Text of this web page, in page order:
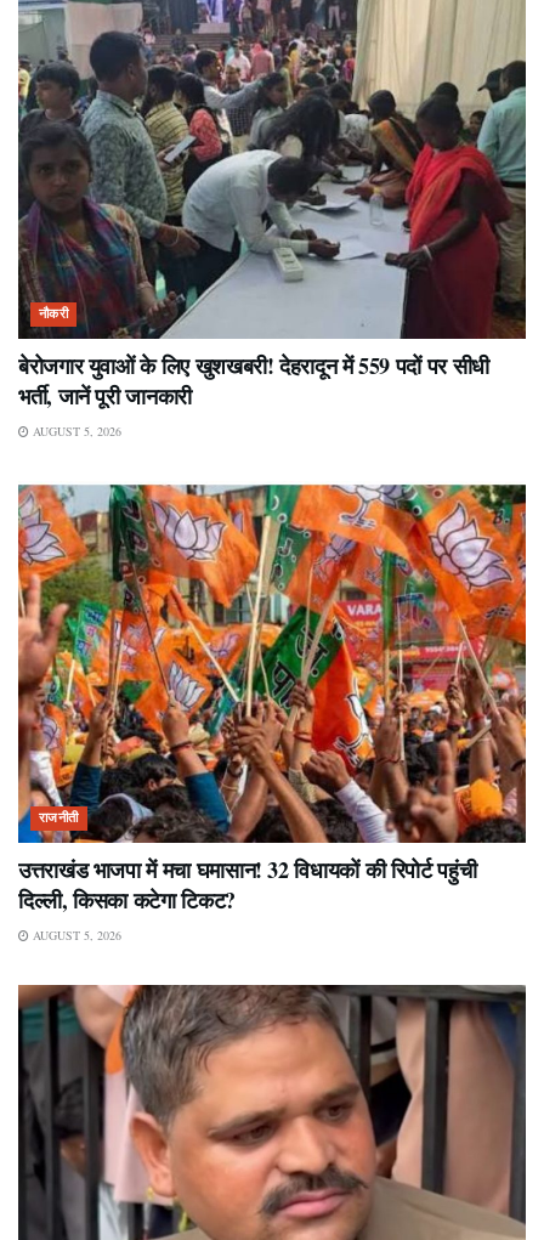
नौकरी
बेरोजगार युवाओं के लिए खुशखबरी! देहरादून में 559 पदों पर सीधी
भर्ती, जानें पूरी जानकारी
AUGUST 5, 2026
राजनीती
उत्तराखंड भाजपा में मचा घमासान! 32 विधायकों की रिपोर्ट पहुंची
दिल्ली, किसका कटेगा टिकट?
AUGUST 5, 2026